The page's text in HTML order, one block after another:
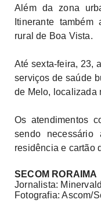
Além da zona
Itinerante
rural de Boa Vista.
Até sexta-feira, 23,
serviços de saúde
de Melo, localizada
Os atendimentos
sendo necessário
residência e cartão
SECOM RORAIMA
Jornalista:
Fotografia: Ascom/